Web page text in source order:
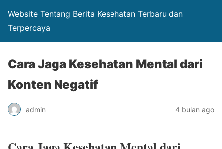
Website Tentang Berita Kesehatan Terbaru dan
Terpercaya
Cara Jaga Kesehatan Mental dari
Konten Negatif
admin 4 bulan ago